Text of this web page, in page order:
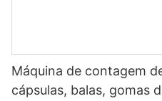
Máquina de contagem
cápsulas, balas, gomas